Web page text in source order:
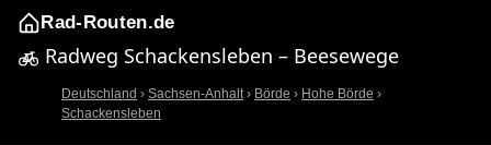
Rad-Routen.de
Radweg Schackensleben – Beesewege
Deutschland › Sachsen-Anhalt› Börde › Hohe Börde ›
Schackensleben